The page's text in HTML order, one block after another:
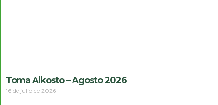
Toma Alkosto – Agosto 2026
16 de julio de 2026